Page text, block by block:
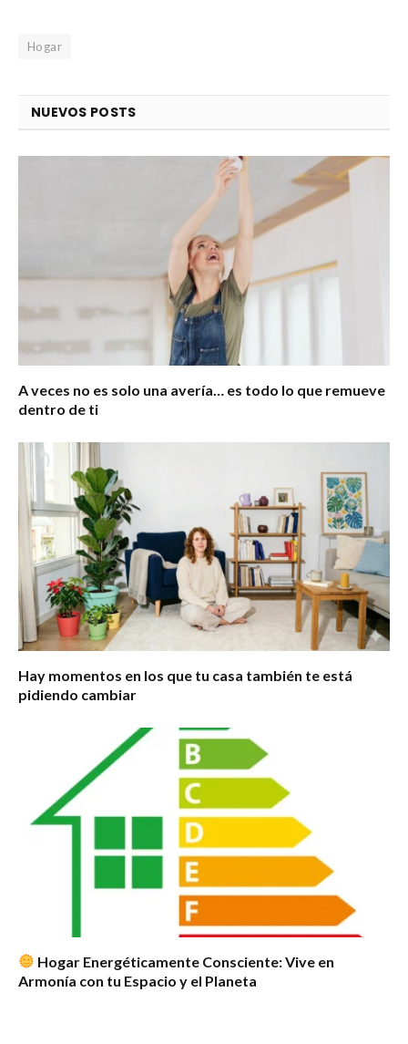
Hogar
NUEVOS POSTS
A veces no es solo una avería… es todo lo que remueve
dentro de ti
Hay momentos en los que tu casa también te está
pidiendo cambiar
Hogar Energéticamente Consciente: Vive en
Armonía con tu Espacio y el Planeta